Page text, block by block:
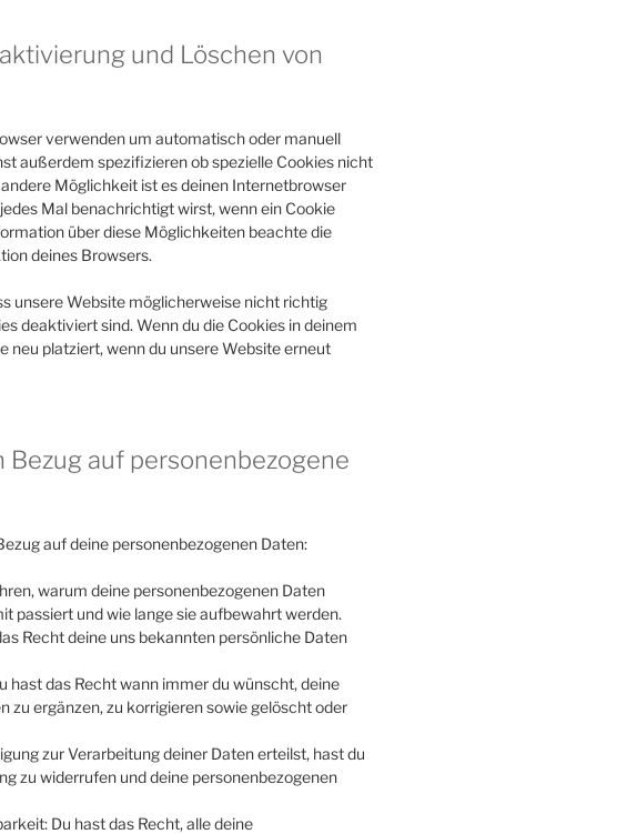
und Löschen von
verwenden um automatisch oder manuell
außerdem spezifizieren ob spezielle Cookies nicht
Möglichkeit ist es deinen Internetbrowser
Mal benachrichtigt wirst, wenn ein Cookie
über diese Möglichkeiten beachte die
deines Browsers.
unsere Website möglicherweise nicht richtig
deaktiviert sind. Wenn du die Cookies in deinem
neu platziert, wenn du unsere Website erneut
Bezug auf personenbezogene
auf deine personenbezogenen Daten:
warum deine personenbezogenen Daten
passiert und wie lange sie aufbewahrt werden.
Recht deine uns bekannten persönliche Daten
hast das Recht wann immer du wünscht, deine
zu ergänzen, zu korrigieren sowie gelöscht oder
zur Verarbeitung deiner Daten erteilst, hast du
zu widerrufen und deine personenbezogenen
Du hast das Recht, alle deine